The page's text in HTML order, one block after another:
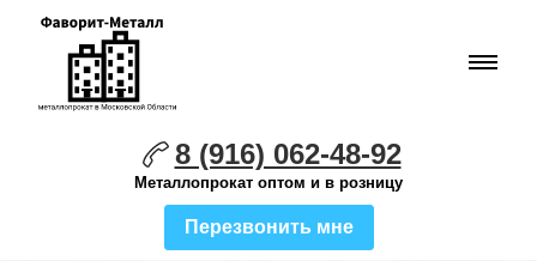
8 (916) 062-48-92
Металлопрокат оптом и в розницу
Перезвонить мне